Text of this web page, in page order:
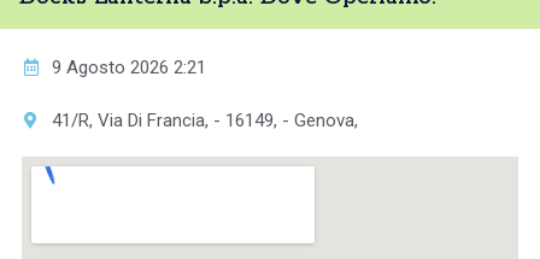
9 Agosto 2026 2:21
41/R, Via Di Francia, - 16149, - Genova,